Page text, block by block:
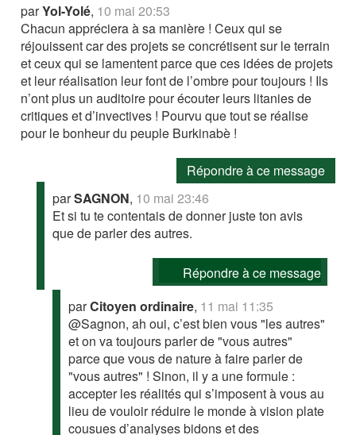
parYol-Yolé, 10 mai 20:53
Chacun appréciera à sa manière ! Ceux qui se
réjouissent car des projets se concrétisent sur le terrain
et ceux qui se lamentent parce que ces idées de projets
et leur réalisation leur font de l’ombre pour toujours ! Ils
n’ont plus un auditoire pour écouter leurs litanies de
critiques et d’invectives ! Pourvu que tout se réalise
pour le bonheur du peuple Burkinabè !
Répondre à ce message
parSAGNON, 10 mai 23:46
Et si tu te contentais de donner juste ton avis
que de parler des autres.
Répondre à ce message
parCitoyen ordinaire, 11 mai 11:35
@Sagnon, ah oui, c’est bien vous "les autres"
et on va toujours parler de "vous autres"
parce que vous de nature à faire parler de
"vous autres" ! Sinon, il y a une formule :
accepter les réalités qui s’imposent à vous au
lieu de vouloir réduire le monde à vision plate
cousues d’analyses bidons et des